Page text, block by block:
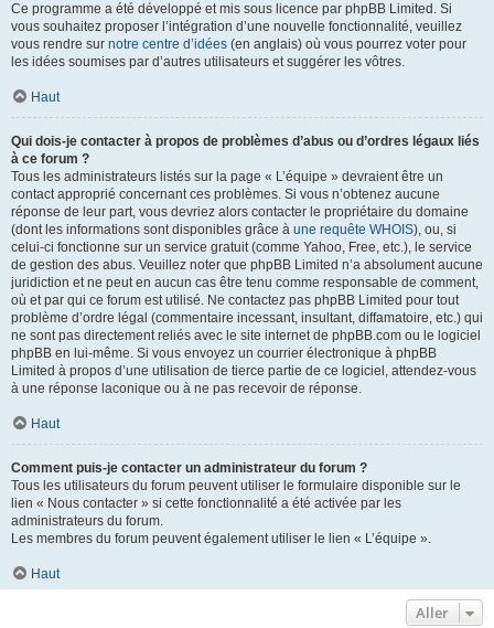
Ce programme a été développé et mis sous licence par phpBB Limited. Si
vous souhaitez proposer l’intégration d’une nouvelle fonctionnalité, veuillez
vous rendre sur notre centre d’idées (en anglais) où vous pourrez voter pour
les idées soumises par d’autres utilisateurs et suggérer les vôtres.
Haut
Qui dois-je contacter à propos de problèmes d’abus ou d’ordres légaux liés
à ce forum ?
Tous les administrateurs listés sur la page « L’équipe » devraient être un
contact approprié concernant ces problèmes. Si vous n’obtenez aucune
réponse de leur part, vous devriez alors contacter le propriétaire du domaine
(dont les informations sont disponibles grâce à une requête WHOIS), ou, si
celui-ci fonctionne sur un service gratuit (comme Yahoo, Free, etc.), le service
de gestion des abus. Veuillez noter que phpBB Limited n’a absolument aucune
juridiction et ne peut en aucun cas être tenu comme responsable de comment,
où et par qui ce forum est utilisé. Ne contactez pas phpBB Limited pour tout
problème d’ordre légal (commentaire incessant, insultant, diffamatoire, etc.) qui
ne sont pas directement reliés avec le site internet de phpBB.com ou le logiciel
phpBB en lui-même. Si vous envoyez un courrier électronique à phpBB
Limited à propos d’une utilisation de tierce partie de ce logiciel, attendez-vous
à une réponse laconique ou à ne pas recevoir de réponse.
Haut
Comment puis-je contacter un administrateur du forum ?
Tous les utilisateurs du forum peuvent utiliser le formulaire disponible sur le
lien « Nous contacter » si cette fonctionnalité a été activée par les
administrateurs du forum.
Les membres du forum peuvent également utiliser le lien « L’équipe ».
Haut
Aller